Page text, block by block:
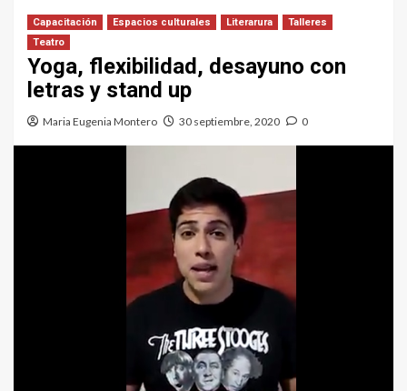
Capacitación Espacios culturales Literarura
Talleres
Teatro
Yoga, flexibilidad, desayuno con
letras y stand up
Maria Eugenia Montero 30 septiembre, 2020 0